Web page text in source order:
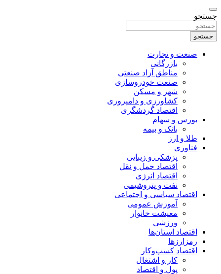
جستجو
جستجو
صنعت و تجارت
بازرگانی
مناطق آزاد صنعتی
صنعت خودروسازی
شهر و مسکن
کشاورزی و دامپروری
اقتصاد گردشگری
بورس و سهام
بانک و بیمه
طلا و ارز
فناوری
پزشکی و زیبایی
اقتصاد حمل و نقل
اقتصاد انرژی
نفت و پتروشیمی
اقتصاد سیاسی و اجتماعی
آموزش عمومی
معیشت خانوار
ورزشی
اقتصاد استان‌ها
رمزارزها
اقتصاد کسب‌و‌کار
کار و اشتغال
پول و اقتصاد